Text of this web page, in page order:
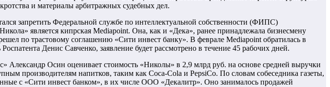
и материалы арбитражных судебных дел.
запретить Федеральной службе по интеллектуальной собственности (ФИПС)
является кипрская Mediapoint. Она, как и «Дека», ранее принадлежала бизнесмену
по трастовому соглашению «Сити инвест банку». В феврале Mediapoint обратилась в
Денис Савченко, заявление будет рассмотрено в течение 45 рабочих дней.
Осин оценивает стоимость «Николы» в 2,9 млрд руб. на основе средней выручки
производителям напитков, таким как Coca-Cola и PepsiCo. По словам собеседника газеты,
с «Сити инвест банком», в их числе ООО «Декалитр». Оно занималось продажей